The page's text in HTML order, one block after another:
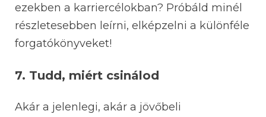
ezekben a karriercélokban? Próbáld minél
részletesebben leírni, elképzelni a különféle
forgatókönyveket!
7. Tudd, miért csinálod
Akár a jelenlegi, akár a jövőbeli